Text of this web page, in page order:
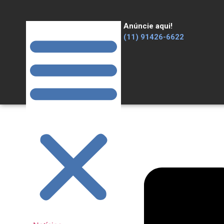
Anúncie aqui!
(11) 91426-6622